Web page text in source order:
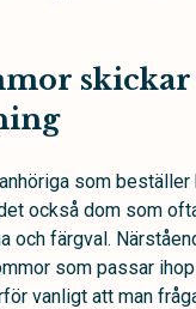
som
också dom som
och färgval.
som passar
vanligt att man